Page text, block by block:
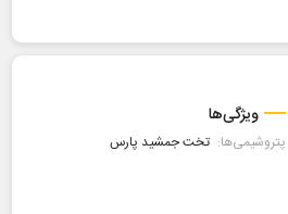
ویژگی‌ها
پتروشیمی‌ها: تخت جمشید پارس